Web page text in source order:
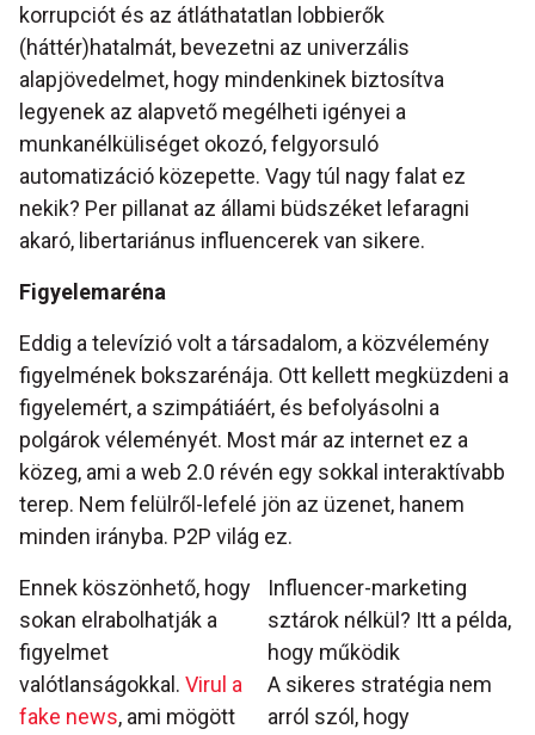
korrupciót és az átláthatatlan lobbierők
(háttér)hatalmát, bevezetni az univerzális
alapjövedelmet, hogy mindenkinek biztosítva
legyenek az alapvető megélheti igényei a
munkanélküliséget okozó, felgyorsuló
automatizáció közepette. Vagy túl nagy falat ez
nekik? Per pillanat az állami büdszéket lefaragni
akaró, libertariánus influencerek van sikere.
Figyelemaréna
Eddig a televízió volt a társadalom, a közvélemény
figyelmének bokszarénája. Ott kellett megküzdeni a
figyelemért, a szimpátiáért, és befolyásolni a
polgárok véleményét. Most már az internet ez a
közeg, ami a web 2.0 révén egy sokkal interaktívabb
terep. Nem felülről-lefelé jön az üzenet, hanem
minden irányba. P2P világ ez.
Influencer-marketing
sztárok nélkül? Itt a példa,
hogy működik
A sikeres stratégia nem
arról szól, hogy
Ennek köszönhető, hogy
sokan elrabolhatják a
figyelmet
valótlanságokkal. Virul a
fake news, ami mögött